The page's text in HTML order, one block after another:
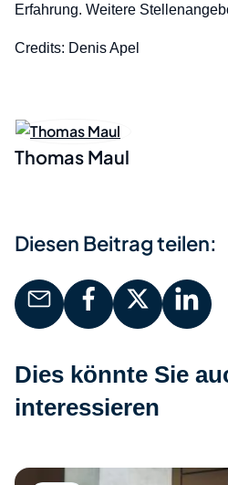
Erfahrung. Weitere
Credits: Denis Apel
Thomas Maul
Diesen Beitrag teilen:
Dies könnte Sie
interessieren